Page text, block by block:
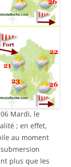
Mardi, le
; en effet,
au moment
plus que les